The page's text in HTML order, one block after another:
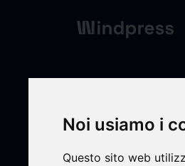
Noi usiamo i
Questo sito web